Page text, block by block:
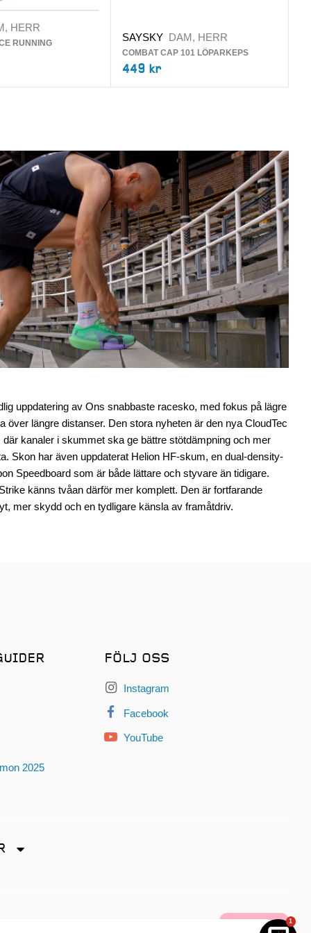
HERR
RUNNING SAYSKY DAM, HERR
COMBAT CAP 101 LÖPARKEPS
449 kr
uppdatering av Ons snabbaste racesko, med fokus på lägre
över längre distanser. Den stora nyheten är den nya CloudTec
kanaler i skummet ska ge bättre stötdämpning och mer
Skon har även uppdaterat Helion HF-skum, en dual-density-
Speedboard som är både lättare och styvare än tidigare.
känns tvåan därför mer komplett. Den är fortfarande
mer skydd och en tydligare känsla av framåtdriv.
2025
FÖLJ OSS
Instagram
Facebook
YouTube
1